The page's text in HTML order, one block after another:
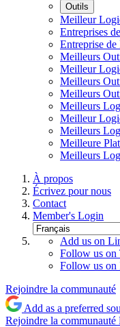
Outils
Meilleur
Entreprises
Entreprise
Meilleurs
Meilleur
Meilleurs
Meilleurs
Meilleurs
Meilleur
Meilleurs
Meilleure
Meilleurs
À propos
Écrivez pour nous
Contact
Member's Login
Add us on
Follow us on
Follow us on
Rejoindre la communauté
Add as a preferred
Rejoindre la communauté